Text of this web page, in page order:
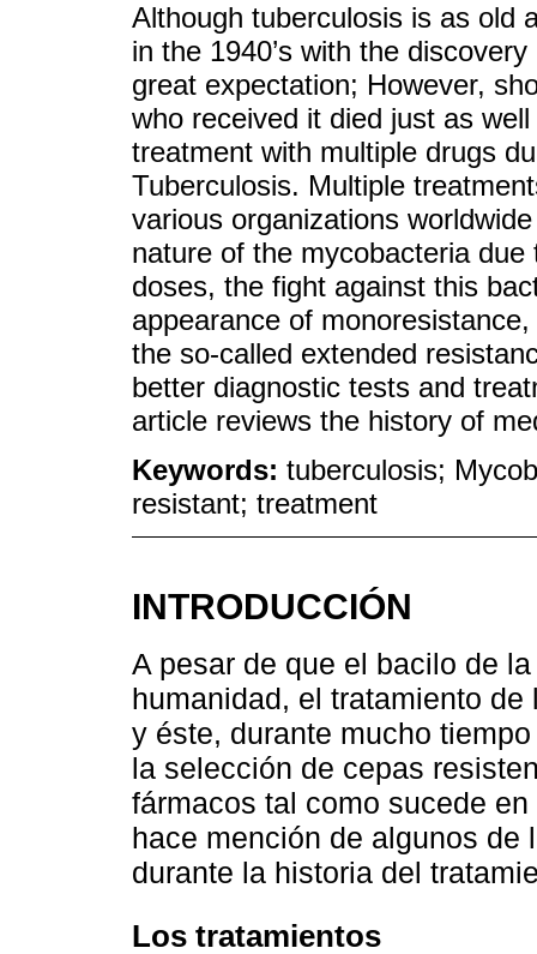
Although tuberculosis is as old
in the 1940’s with the
great expectation; However,
who received it died just as
treatment with multiple drugs
Tuberculosis. Multiple
various organizations
nature of the mycobacteria
doses, the fight against this
appearance of
the so-called extended
better diagnostic tests and
article reviews the history of
Keywords: tuberculosis;
resistant; treatment
INTRODUCCIÓN
A pesar de que el bacilo de
humanidad, el tratamiento
y éste, durante mucho
la selección de cepas
fármacos tal como sucede
hace mención de algunos de
durante la historia del
Los tratamientos